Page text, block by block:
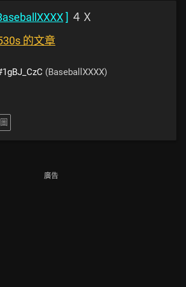
] ４Ｘ
的文章
(BaseballXXXX)
廣告